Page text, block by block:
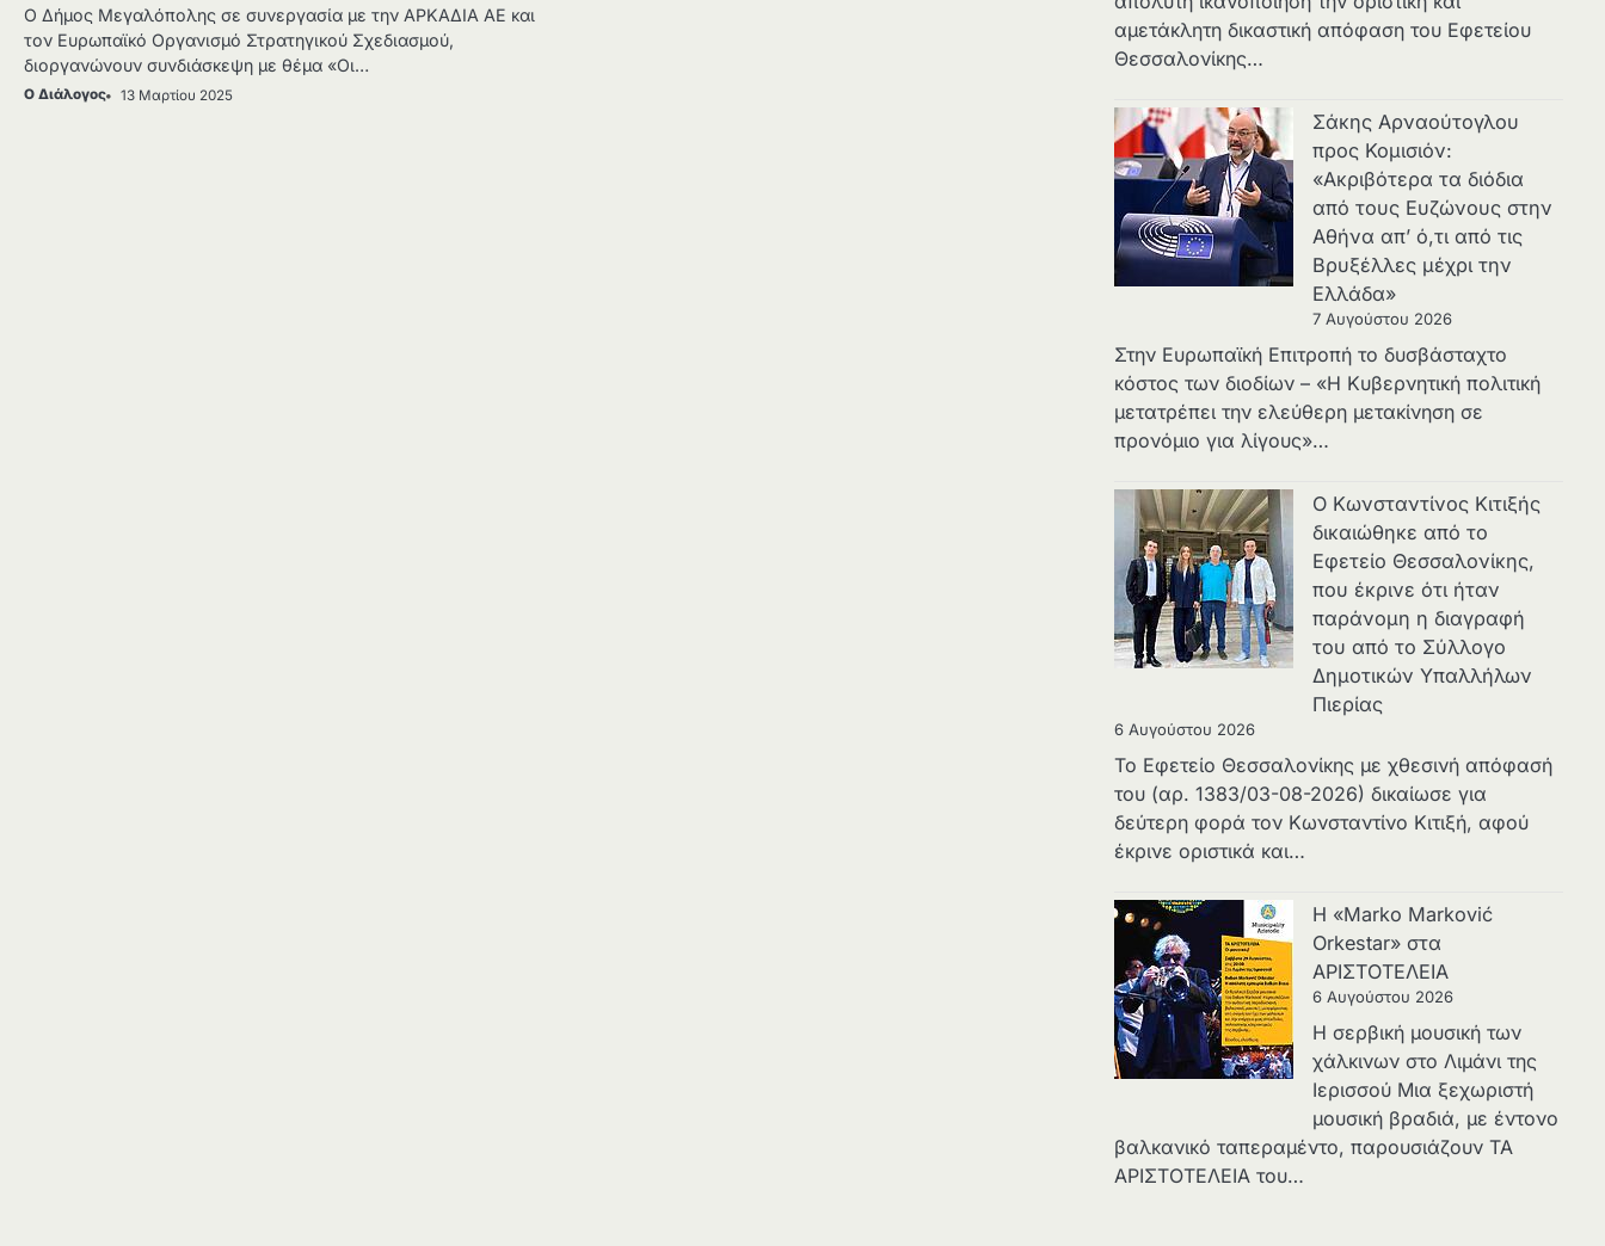
Ο Δήμος Μεγαλόπολης σε συνεργασία με την ΑΡΚΑΔΙΑ ΑΕ και
τον Ευρωπαϊκό Οργανισμό Στρατηγικού Σχεδιασμού,
διοργανώνουν συνδιάσκεψη με θέμα «Οι…
Ο Διάλογος 13 Μαρτίου 2025
αμετάκλητη δικαστική απόφαση του Εφετείου
Θεσσαλονίκης…
Σάκης Αρναούτογλου
προς Κομισιόν:
«Ακριβότερα τα διόδια
από τους Ευζώνους στην
Αθήνα απ’ ό,τι από τις
Βρυξέλλες μέχρι την
Ελλάδα»
7 Αυγούστου 2026
Στην Ευρωπαϊκή Επιτροπή το δυσβάσταχτο
κόστος των διοδίων – «Η Κυβερνητική πολιτική
μετατρέπει την ελεύθερη μετακίνηση σε
προνόμιο για λίγους»…
Ο Κωνσταντίνος Κιτιξής
δικαιώθηκε από το
Εφετείο Θεσσαλονίκης,
που έκρινε ότι ήταν
παράνομη η διαγραφή
του από το Σύλλογο
Δημοτικών Υπαλλήλων
Πιερίας
6 Αυγούστου 2026
Το Εφετείο Θεσσαλονίκης με χθεσινή απόφασή
του (αρ. 1383/03-08-2026) δικαίωσε για
δεύτερη φορά τον Κωνσταντίνο Κιτιξή, αφού
έκρινε οριστικά και…
Η «Marko Marković
Orkestar» στα
ΑΡΙΣΤΟΤΕΛΕΙΑ
6 Αυγούστου 2026
Η σερβική μουσική των
χάλκινων στο Λιμάνι της
Ιερισσού Μια ξεχωριστή
μουσική βραδιά, με έντονο
βαλκανικό ταπεραμέντο, παρουσιάζουν ΤΑ
ΑΡΙΣΤΟΤΕΛΕΙΑ του…